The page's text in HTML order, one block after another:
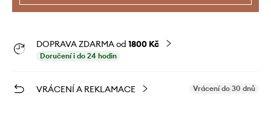
DOPRAVA ZDARMA od 1800 Kč
Doručení i do 24 hodin
VRÁCENÍ A REKLAMACE Vrácení do 30 dnů